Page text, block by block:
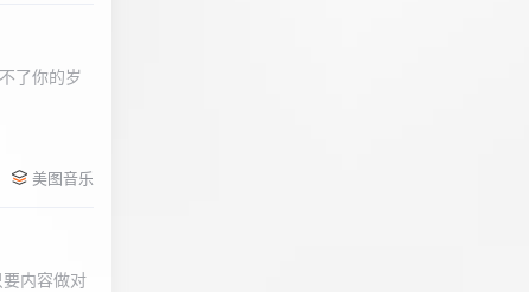
function
了你的岁
美图音乐
内容做对